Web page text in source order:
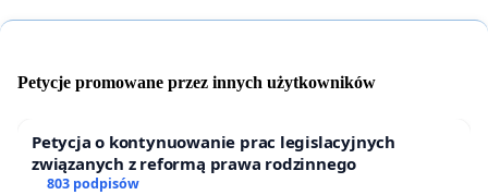
Petycje promowane przez innych użytkowników
Petycja o kontynuowanie prac legislacyjnych
związanych z reformą prawa rodzinnego
803 podpisów